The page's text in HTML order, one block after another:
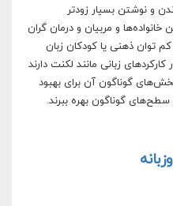
و نوشتن بسیار زودتر
و مربیان و درمان گران
کم توان ذهنی یا کودکان زبان
زبانی مانند لکنت دارند
گوناگون آن برای بهبود
گوناگون بهره ببرند.